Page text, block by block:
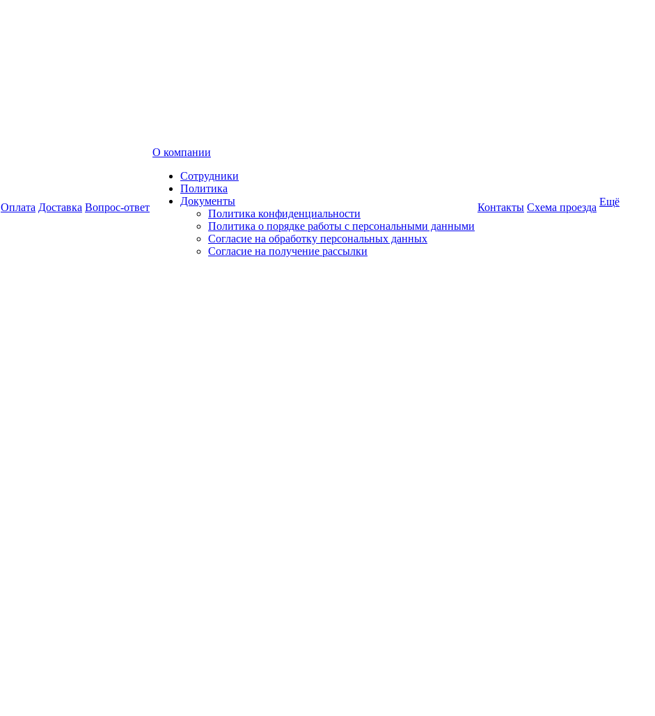
Оплата Доставка Вопрос-ответ
О компании
Сотрудники
Политика
Документы
Политика конфиденциальности
Политика о порядке работы с персональными данными
Согласие на обработку персональных данных
Согласие на получение рассылки
Контакты Схема проезда Ещё